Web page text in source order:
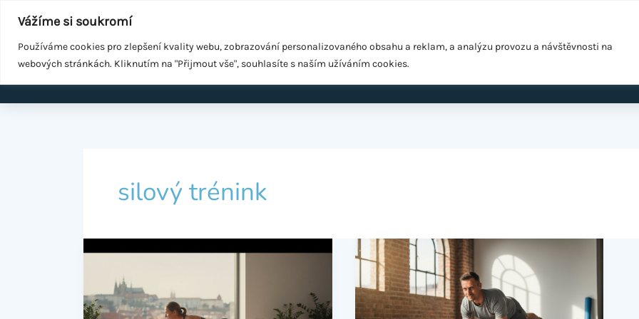
Vážíme si soukromí
Používáme cookies pro zlepšení kvality webu, zobrazování personalizovaného obsahu a reklam, a analýzu provozu a návštěvnosti na
webových stránkách. Kliknutím na "Přijmout vše", souhlasíte s naším užíváním cookies.
obsah
Součást WeGrow Group
Malé změny ke zdraví
silový trénink
Kompletní
Jak
se
zbavit
břicha: